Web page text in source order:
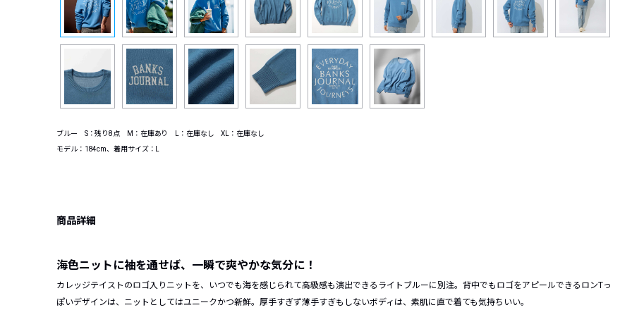
ブルー S：残り8点 M：在庫あり L：在庫なし XL：在庫なし
モデル：184cm、着用サイズ：L
商品詳細
海色ニットに袖を通せば、一瞬で爽やかな気分に！
カレッジテイストのロゴ入りニットを、いつでも海を感じられて高級感も演出できる ライト ブルーに別注。背中でもロゴをアピールできるロンTっ
ぽいデザインは、ニットとしてはユニークかつ新鮮。厚手すぎず薄手すぎもしないボディは、素肌に直で着ても気持ちいい。